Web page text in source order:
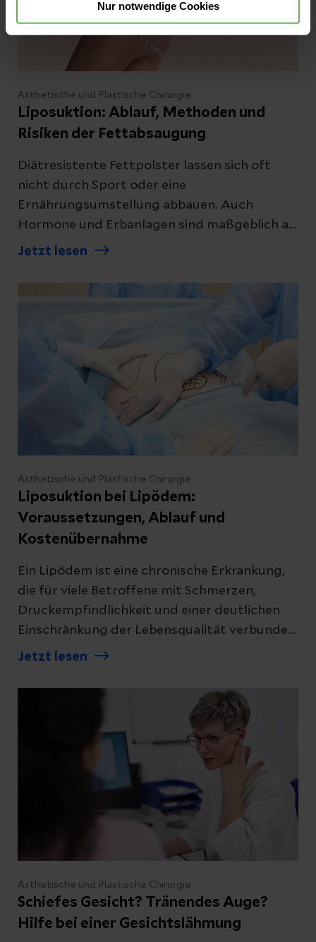
Nur notwendige Cookies
Ästhetische und Plastische Chirurgie
Liposuktion: Ablauf, Methoden und
Risiken der Fettabsaugung
Diätresistente Fettpolster lassen sich oft
nicht durch Sport oder eine
Ernährungsumstellung abbauen. Auch
Hormone und Erbanlagen sind maßgeblich an
der Fettverteilung im Körper beteiligt. Durch
bestimmten Stellen des Körpers entfernt
Jetzt lesen
Ästhetische und Plastische Chirurgie
Liposuktion bei Lipödem:
Voraussetzungen, Ablauf und
Kostenübernahme
Ein Lipödem ist eine chronische Erkrankung,
die für viele Betroffene mit Schmerzen,
Druckempfindlichkeit und einer deutlichen
Einschränkung der Lebensqualität verbunden
ist. Konservative Therapien bilden die
Maßnahmen nicht aus, kann eine sogenannte
Liposuktion eine sinnvolle Behandlungsoption
sein. Dabei handelt es sich nicht um einen
kosmetischen Eingriff, sondern um eine
gezielte Therapie zur Reduktion krankhaft
veränderten Fettgewebes.
Jetzt lesen
Ästhetische und Plastische Chirurgie
Schiefes Gesicht? Tränendes Auge?
Hilfe bei einer Gesichtslähmung